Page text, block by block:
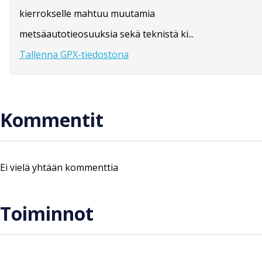
kierrokselle mahtuu muutamia
metsäautotieosuuksia sekä teknistä ki...
Tallenna GPX-tiedostona
Kommentit
Ei vielä yhtään kommenttia
Toiminnot